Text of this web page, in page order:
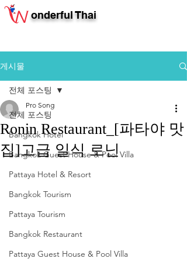
onderful Thai
게시물
전체 포스팅
Bangkok Hotel
Bangkok Guest House & Pool Villa
Pattaya Hotel & Resort
Bangkok Tourism
Pattaya Tourism
Bangkok Restaurant
Pattaya Guest House & Pool Villa
전체 포스팅
Ronin Restaurant_[파타야 맛
집]고급 일식 로닌
Pro Song